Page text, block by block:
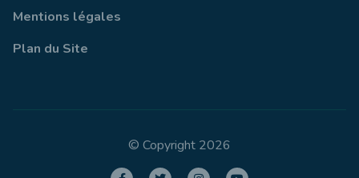
Mentions légales
Plan du Site
© Copyright 2026